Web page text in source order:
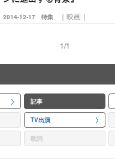
2014-12-17 特集 ｜映画｜
1/1
記事
TV出演
歌詞